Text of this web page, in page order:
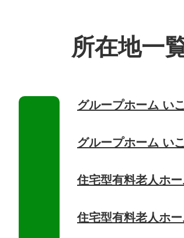
所在地一
グループホーム い
グループホーム い
住宅型有料老人ホ
住宅型有料老人ホ